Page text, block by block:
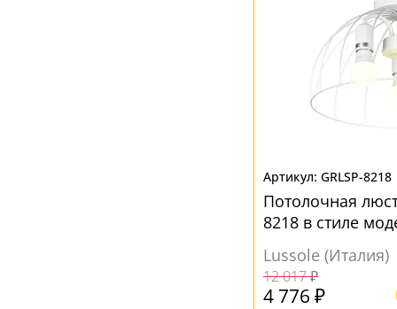
GRLSP-8218
Потолочная
8218 в стиле
Lussole (Италия)
12 017 ₽
4 776 ₽